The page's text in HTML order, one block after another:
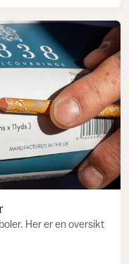
Her er en oversikt